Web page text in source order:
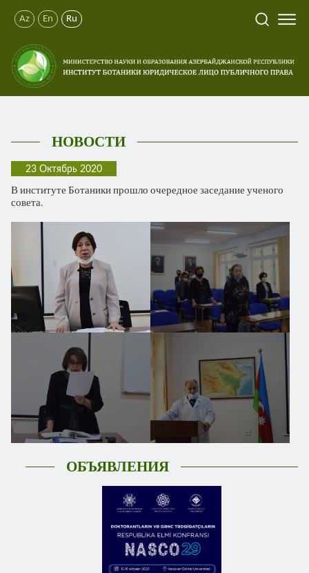
Az En Ru
НОВОСТИ
23 Октябрь 2020
В институте Ботаники прошло очередное заседание ученого
совета.
ОБЪЯВЛЕНИЯ